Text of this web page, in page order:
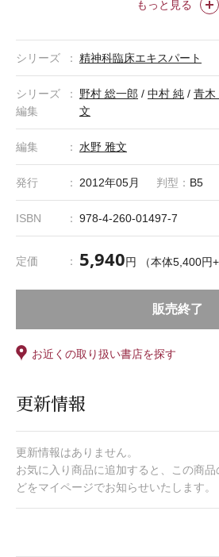
もっと見る
本
す。 セット定価：本体26,000円＋税
0 ご注文ページ
シリーズ 精神科臨床エキスパート
シリーズ
編集
野村 総一郎 / 中村 純 / 青木
文
編集 水野 雅文
発行 2012年05月 判型： B5
ISBN 978-4-260-01497-7
定価 5,940円 （本体5,400円+
販売終了
お近くの取り扱い書店を探す
更新情報
更新情報はありません。
お気に入り商品に追加すると、この商
どをマイページでお知らせいたします。